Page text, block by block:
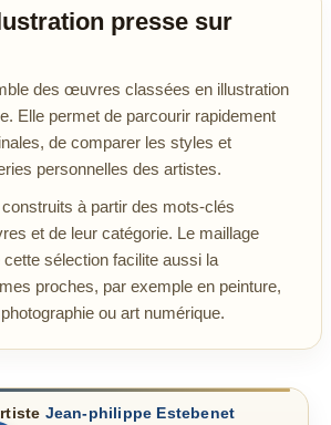
presse sur
des œuvres classées en illustration
Elle permet de parcourir rapidement
de comparer les styles et
personnelles des artistes.
à partir des mots-clés
et de leur catégorie. Le maillage
sélection facilite aussi la
proches, par exemple en peinture,
ou art numérique.
Jean-philippe Estebenet